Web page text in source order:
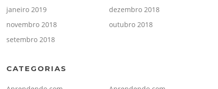
janeiro 2019
dezembro 2018
novembro 2018
outubro 2018
setembro 2018
CATEGORIAS